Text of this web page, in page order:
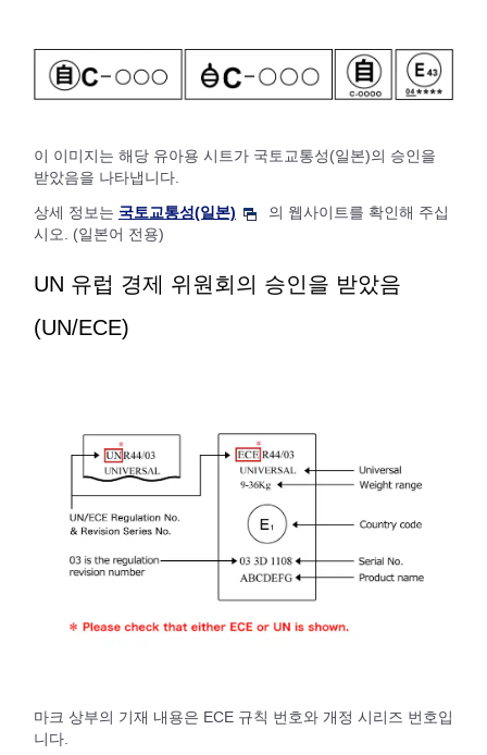
이 이미지는 해당 유아용 시트가 국토교통성(일본)의 승인을
받았음을 나타냅니다.
상세 정보는 국토교통성(일본)
의 웹사이트를 확인해 주십
시오. (일본어 전용)
UN 유럽 경제 위원회의 승인을 받았음
(UN/ECE)
마크 상부의 기재 내용은 ECE 규칙 번호와 개정 시리즈 번호입
니다.